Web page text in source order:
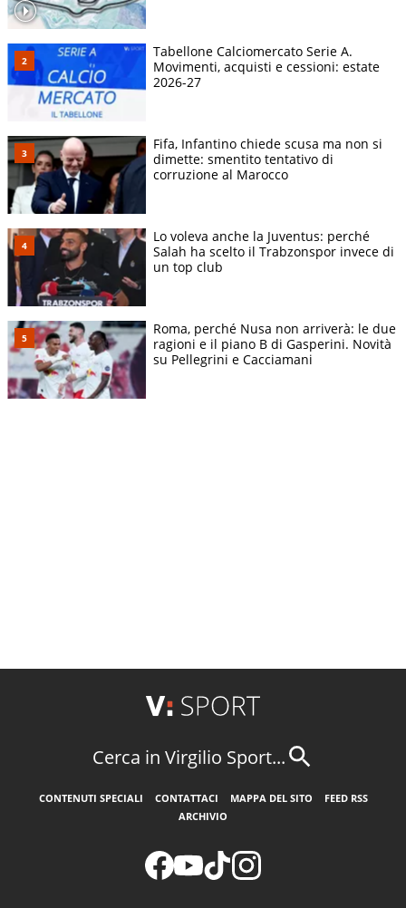
Tabellone Calciomercato Serie A.
Movimenti, acquisti e cessioni: estate
2026-27
Fifa, Infantino chiede scusa ma non si
dimette: smentito tentativo di
corruzione al Marocco
Lo voleva anche la Juventus: perché
Salah ha scelto il Trabzonspor invece di
un top club
Roma, perché Nusa non arriverà: le due
ragioni e il piano B di Gasperini. Novità
su Pellegrini e Cacciamani
Cerca in Virgilio Sport...
CONTENUTI SPECIALI CONTATTACI MAPPA DEL SITO
FEED RSS
ARCHIVIO